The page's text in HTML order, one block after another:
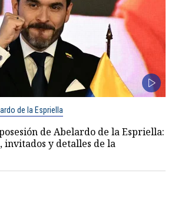
de la Espriella
de Abelardo de la Espriella:
invitados y detalles de la